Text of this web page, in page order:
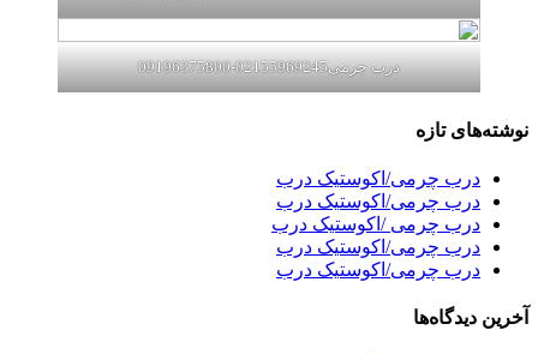
درب چرمی02155969245-09196375800
نوشته‌های تازه
درب چرمی/اکوستیک درب
درب چرمی/اکوستیک درب
درب چرمی /اکوستیک درب
درب چرمی/اکوستیک درب
درب چرمی/اکوستیک درب
آخرین دیدگاه‌ها